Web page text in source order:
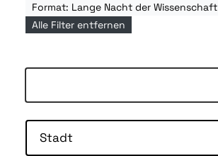
Format: Lange Nacht der Wissenschaft
Alle Filter entfernen
Stadt